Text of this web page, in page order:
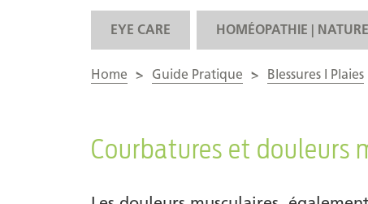
EYE CARE HOMÉOPATHIE | NATURE
Home > Guide Pratique > Blessures I Plaies
Courbatures et douleurs